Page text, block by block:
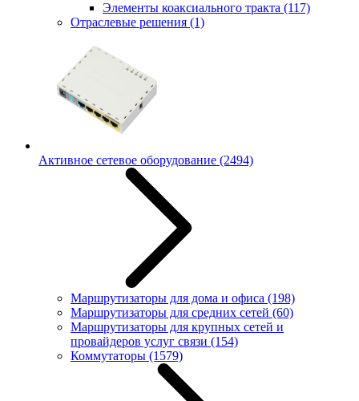
Элементы коаксиального тракта (117)
Отраслевые решения (1)
Активное сетевое оборудование (2494)
Маршрутизаторы для дома и офиса (198)
Маршрутизаторы для средних сетей (60)
Маршрутизаторы для крупных сетей и
провайдеров услуг связи (154)
Коммутаторы (1579)